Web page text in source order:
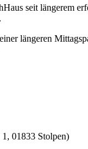
seit längerem
längeren
01833 Stolpen)